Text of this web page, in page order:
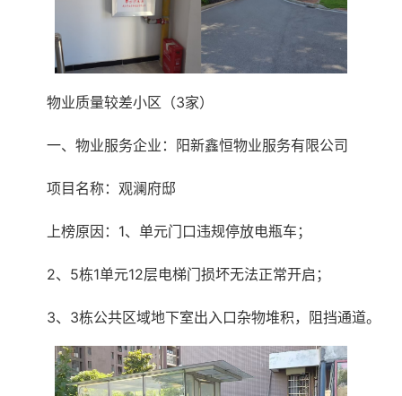
物业质量较差小区（3家）
一、物业服务企业：阳新鑫恒物业服务有限公司
项目名称：观澜府邸
上榜原因：1、单元门口违规停放电瓶车；
2、5栋1单元12层电梯门损坏无法正常开启；
3、3栋公共区域地下室出入口杂物堆积，阻挡通道。